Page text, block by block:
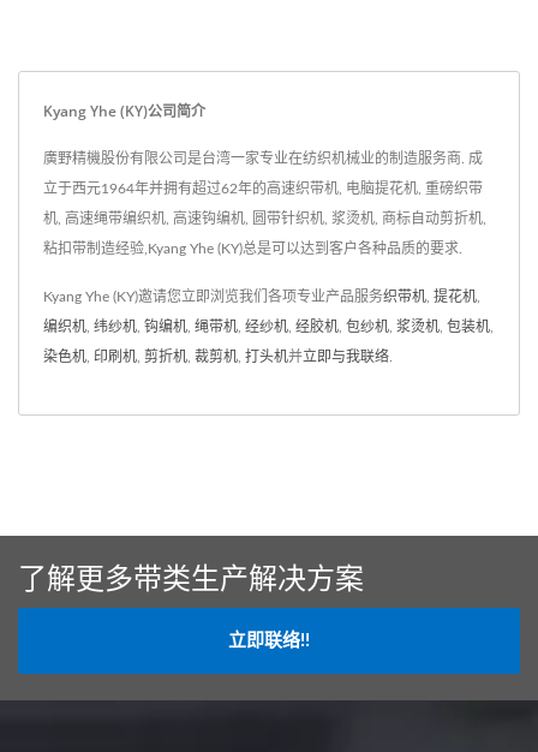
Kyang Yhe (KY)公司简介
廣野精機股份有限公司是台湾一家专业在纺织机械业的制造服务商. 成
立于西元1964年并拥有超过62年的高速织带机, 电脑提花机, 重磅织带
机, 高速绳带编织机, 高速钩编机, 圆带针织机, 浆烫机, 商标自动剪折机,
粘扣带制造经验,Kyang Yhe (KY)总是可以达到客户各种品质的要求.
Kyang Yhe (KY)邀请您立即浏览我们各项专业产品服务织带机 提花机
编织机 纬纱机 钩编机 绳带机 经纱机 经胶机 包纱机 浆烫机 包装机
染色机 印刷机 剪折机 裁剪机 打头机并立即与我联络
了解更多带类生产解决方案
立即联络!!